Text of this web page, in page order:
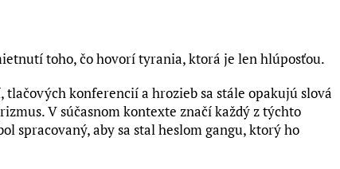
toho, čo hovorí tyrania, ktorá je len hlúposťou.
konferencií a hrozieb sa stále opakujú slová
V súčasnom kontexte značí každý z týchto
spracovaný, aby sa stal heslom gangu, ktorý ho